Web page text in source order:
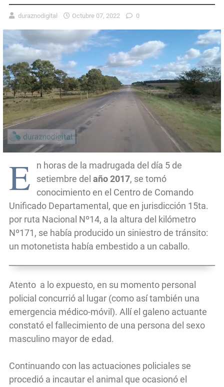
duraznodigital Octubre 07, 2022 0
E
n horas de la madrugada del día 5 de
setiembre del año 2017, se tomó
conocimiento en el Centro de Comando
Unificado Departamental, que en jurisdicción 15ta.
por ruta Nacional Nº14, a la altura del kilómetro
Nº171, se había producido un siniestro de tránsito:
un motonetista había embestido a un caballo.
Atento a lo expuesto, en su momento personal
policial concurrió al lugar (como así también una
emergencia médico-móvil). Allí el galeno actuante
constató el fallecimiento de una persona del sexo
masculino mayor de edad.
Continuando con las actuaciones policiales se
procedió a incautar el animal que ocasionó el